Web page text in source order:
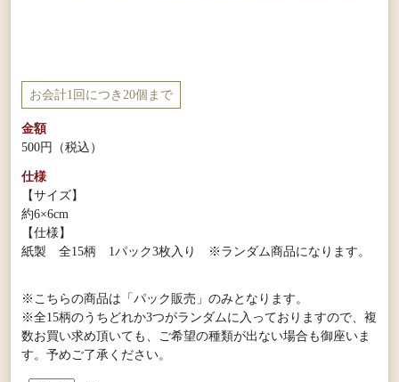
お会計1回につき20個まで
金額
500円
（税込）
仕様
【サイズ】
約6×6cm
【仕様】
紙製 全15柄 1パック3枚入り ※ランダム商品になります。
※こちらの商品は「パック販売」のみとなります。
※全15柄のうちどれか3つがランダムに入っておりますので、複
数お買い求め頂いても、ご希望の種類が出ない場合も御座いま
す。予めご了承ください。